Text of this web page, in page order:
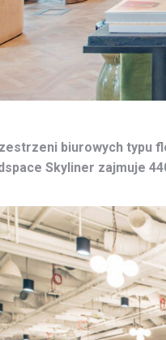
biurowych typu
Skyliner zajmuje